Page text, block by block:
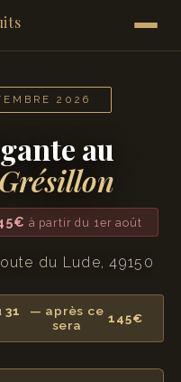
2026
au
à partir du 1er août
du Lude, 49150
— après ce
sera
145€